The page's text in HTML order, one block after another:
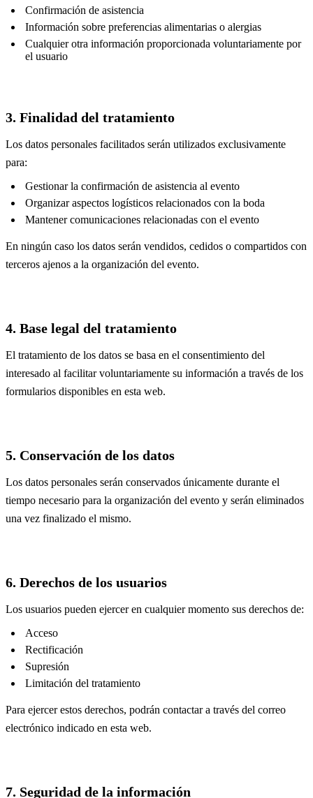
Confirmación de asistencia
Información sobre preferencias alimentarias o alergias
Cualquier otra información proporcionada voluntariamente por
el usuario
3. Finalidad del tratamiento
Los datos personales facilitados serán utilizados exclusivamente
para:
Gestionar la confirmación de asistencia al evento
Organizar aspectos logísticos relacionados con la boda
Mantener comunicaciones relacionadas con el evento
En ningún caso los datos serán vendidos, cedidos o compartidos con
terceros ajenos a la organización del evento.
4. Base legal del tratamiento
El tratamiento de los datos se basa en el consentimiento del
interesado al facilitar voluntariamente su información a través de los
formularios disponibles en esta web.
5. Conservación de los datos
Los datos personales serán conservados únicamente durante el
tiempo necesario para la organización del evento y serán eliminados
una vez finalizado el mismo.
6. Derechos de los usuarios
Los usuarios pueden ejercer en cualquier momento sus derechos de:
Acceso
Rectificación
Supresión
Limitación del tratamiento
Para ejercer estos derechos, podrán contactar a través del correo
electrónico indicado en esta web.
7. Seguridad de la información